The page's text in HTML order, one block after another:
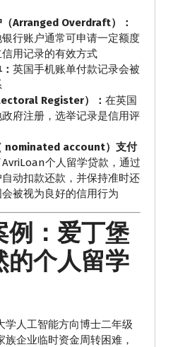
Arranged Overdraft）：
行账户通常可申请一定额度
用记录的有效方式
英国手机账单付款记录会被
Register）： 在英国
府注册，选举记录是信用评
nominated account）支付
个人留学贷款，通过
动扣款还款，并保持准时还
被视为良好的信用行为
例：爱丁堡
的个人留学
学人工智能方向博士二年级
族企业临时资金周转困难，